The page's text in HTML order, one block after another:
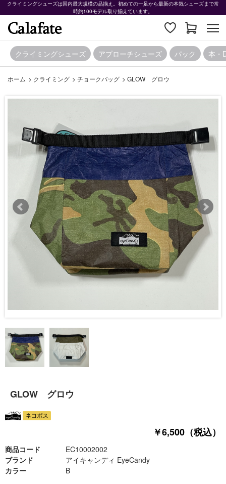
クライミングシューズは国内最大規模の品揃え。初めての一足から最新の本気シューズまで常
時約100モデル取り揃えています。
クライミングシューズ アプローチシューズ パック 本・
ホーム > クライミング > チョークバッグ > GLOW グロウ
GLOW グロウ
￥6,500（税込）
商品コード
EC10002002
ブランド
アイキャンディ EyeCandy
カラー
B